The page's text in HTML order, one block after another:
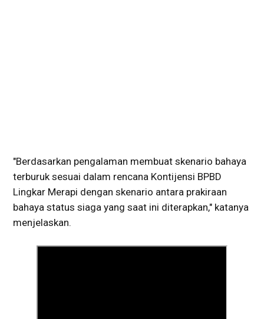
"Berdasarkan pengalaman membuat skenario bahaya
terburuk sesuai dalam rencana Kontijensi BPBD
Lingkar Merapi dengan skenario antara prakiraan
bahaya status siaga yang saat ini diterapkan," katanya
menjelaskan.